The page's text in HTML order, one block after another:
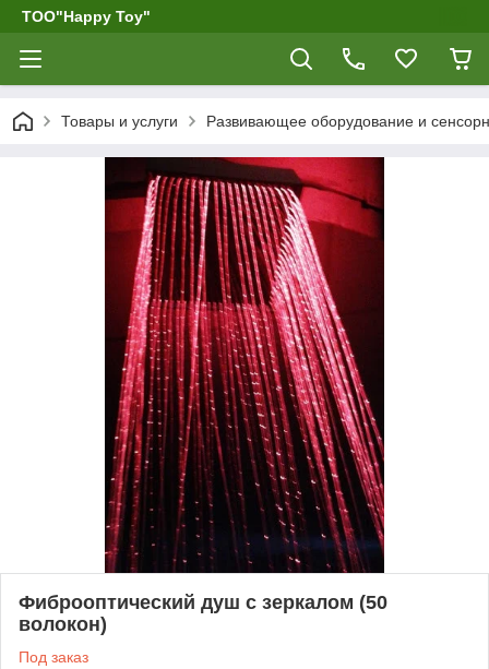
ТОО"Happy Toy"
Товары и услуги Развивающее оборудование и
Фиброоптический душ с зеркалом (50
волокон)
Под заказ